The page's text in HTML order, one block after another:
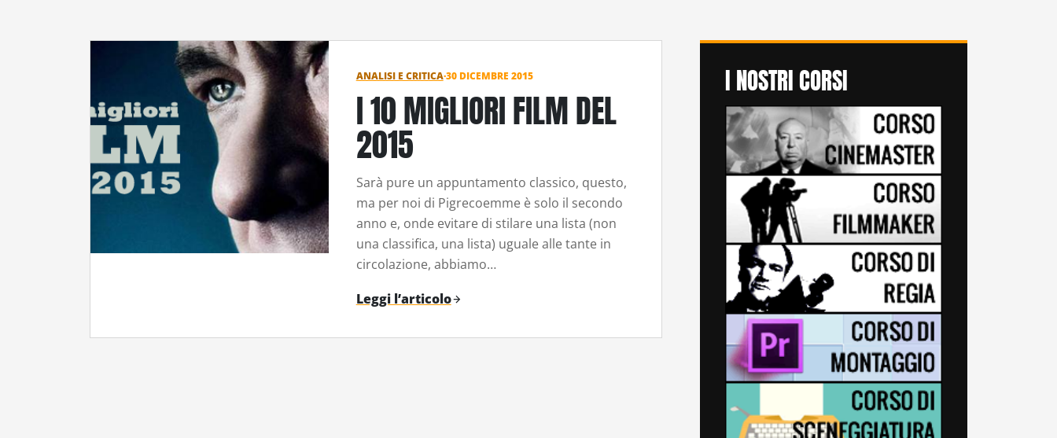
ANALISI E CRITICA·30 DICEMBRE 2015
I 10 MIGLIORI FILM DEL
2015
Sarà pure un appuntamento classico, questo,
ma per noi di Pigrecoemme è solo il secondo
anno e, onde evitare di stilare una lista (non
una classifica, una lista) uguale alle tante in
circolazione, abbiamo…
Leggi l’articolo
I NOSTRI CORSI